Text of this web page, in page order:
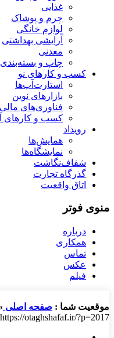
غذایی
چرم و پوشاک
لوازم خانگی
آرایشی بهداشتی
معدنی
چاپ و بسته‌بندی
کسب و کارهای نو
استارت‌آپ‌ها
بازارهای نوین
فناوری‌های مالی
کسب و کارهای
رویداد
همایش‌ها
نمایشگاه‌ها
شفاف‌نگاشت
گذرگاه تجارت
اتاق واقعیت
منوی فوتر
درباره
همکاری
تماس
عکس
فیلم
موقعیت شما : صفحه اصلی
https://otaghshafaf.ir/?p=2017